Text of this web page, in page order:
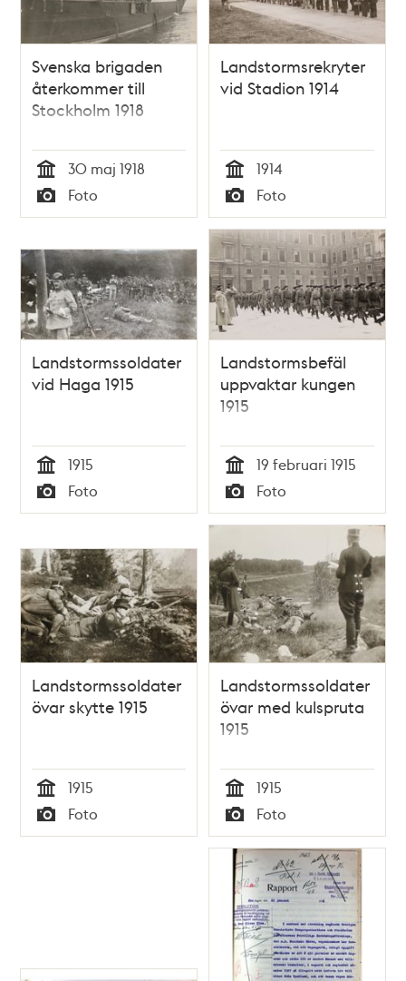
Svenska brigaden
återkommer till
Stockholm 1918
Tid
30 maj 1918
Typ
Foto
Landstormsrekryter
vid Stadion 1914
Tid
1914
Typ
Foto
Landstormssoldater
vid Haga 1915
Tid
1915
Typ
Foto
Landstormsbefäl
uppvaktar kungen
1915
Tid
19 februari 1915
Typ
Foto
Landstormssoldater
övar skytte 1915
Tid
1915
Typ
Foto
Landstormssoldater
övar med kulspruta
1915
Tid
1915
Typ
Foto